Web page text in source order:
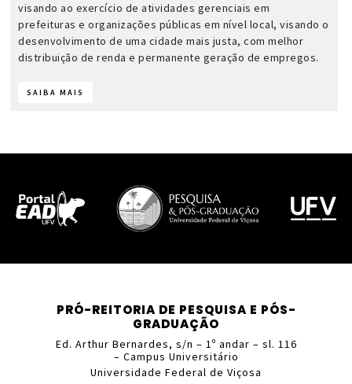
visando ao exercício de atividades gerenciais em
prefeituras e organizações públicas em nível local, visando o
desenvolvimento de uma cidade mais justa, com melhor
distribuição de renda e permanente geração de empregos.
SAIBA MAIS
PRÓ-REITORIA DE PESQUISA E PÓS-
GRADUAÇÃO
Ed. Arthur Bernardes, s/n – 1º andar – sl. 116
– Campus Universitário
Universidade Federal de Viçosa